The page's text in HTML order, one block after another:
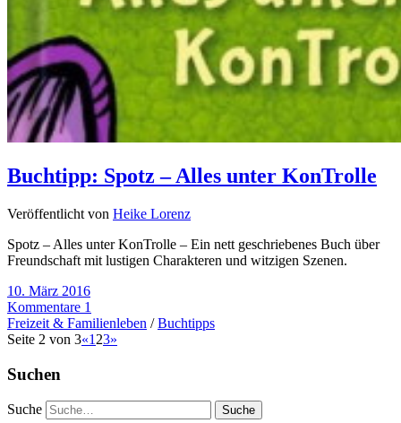
Buchtipp: Spotz – Alles unter KonTrolle
Veröffentlicht von Heike Lorenz
Spotz – Alles unter KonTrolle – Ein nett geschriebenes Buch über
Freundschaft mit lustigen Charakteren und witzigen Szenen.
10. März 2016
Kommentare 1
Freizeit & Familienleben /Buchtipps
Seite 2 von 3«1 23»
Suchen
Suche